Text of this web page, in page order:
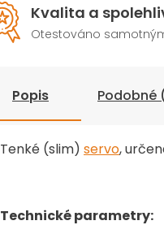
Kvalita a
Otestováno
Popis Podobné
Tenké (slim) servo,
Technické parametry: